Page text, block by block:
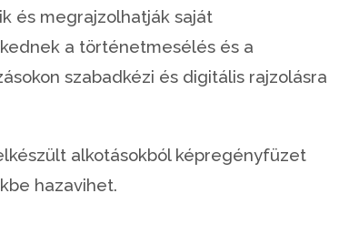
és megrajzolhatják saját
a történetmesélés és a
szabadkézi és digitális rajzolásra
alkotásokból képregényfüzet
hazavihet.